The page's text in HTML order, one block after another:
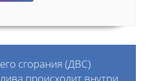
сгорания (ДВС)